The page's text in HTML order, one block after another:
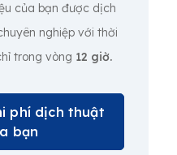
của bạn được dịch
nghiệp với thời
trong vòng 12 giờ.
phí dịch thuật
bạn